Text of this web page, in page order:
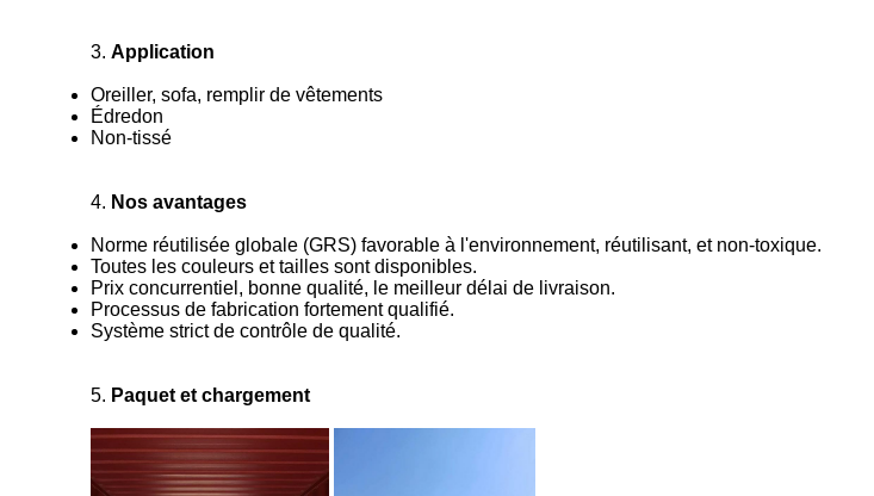
3. Application
Oreiller, sofa, remplir de vêtements
Édredon
Non-tissé
4. Nos avantages
Norme réutilisée globale (GRS) favorable à l'environnement, réutilisant, et non-toxique.
Toutes les couleurs et tailles sont disponibles.
Prix concurrentiel, bonne qualité, le meilleur délai de livraison.
Processus de fabrication fortement qualifié.
Système strict de contrôle de qualité.
5. Paquet et chargement